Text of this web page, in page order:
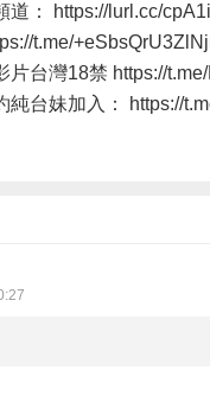
道：
https://lurl.cc/
t.me/
片台灣18禁 https://
純台妹加入：
https://